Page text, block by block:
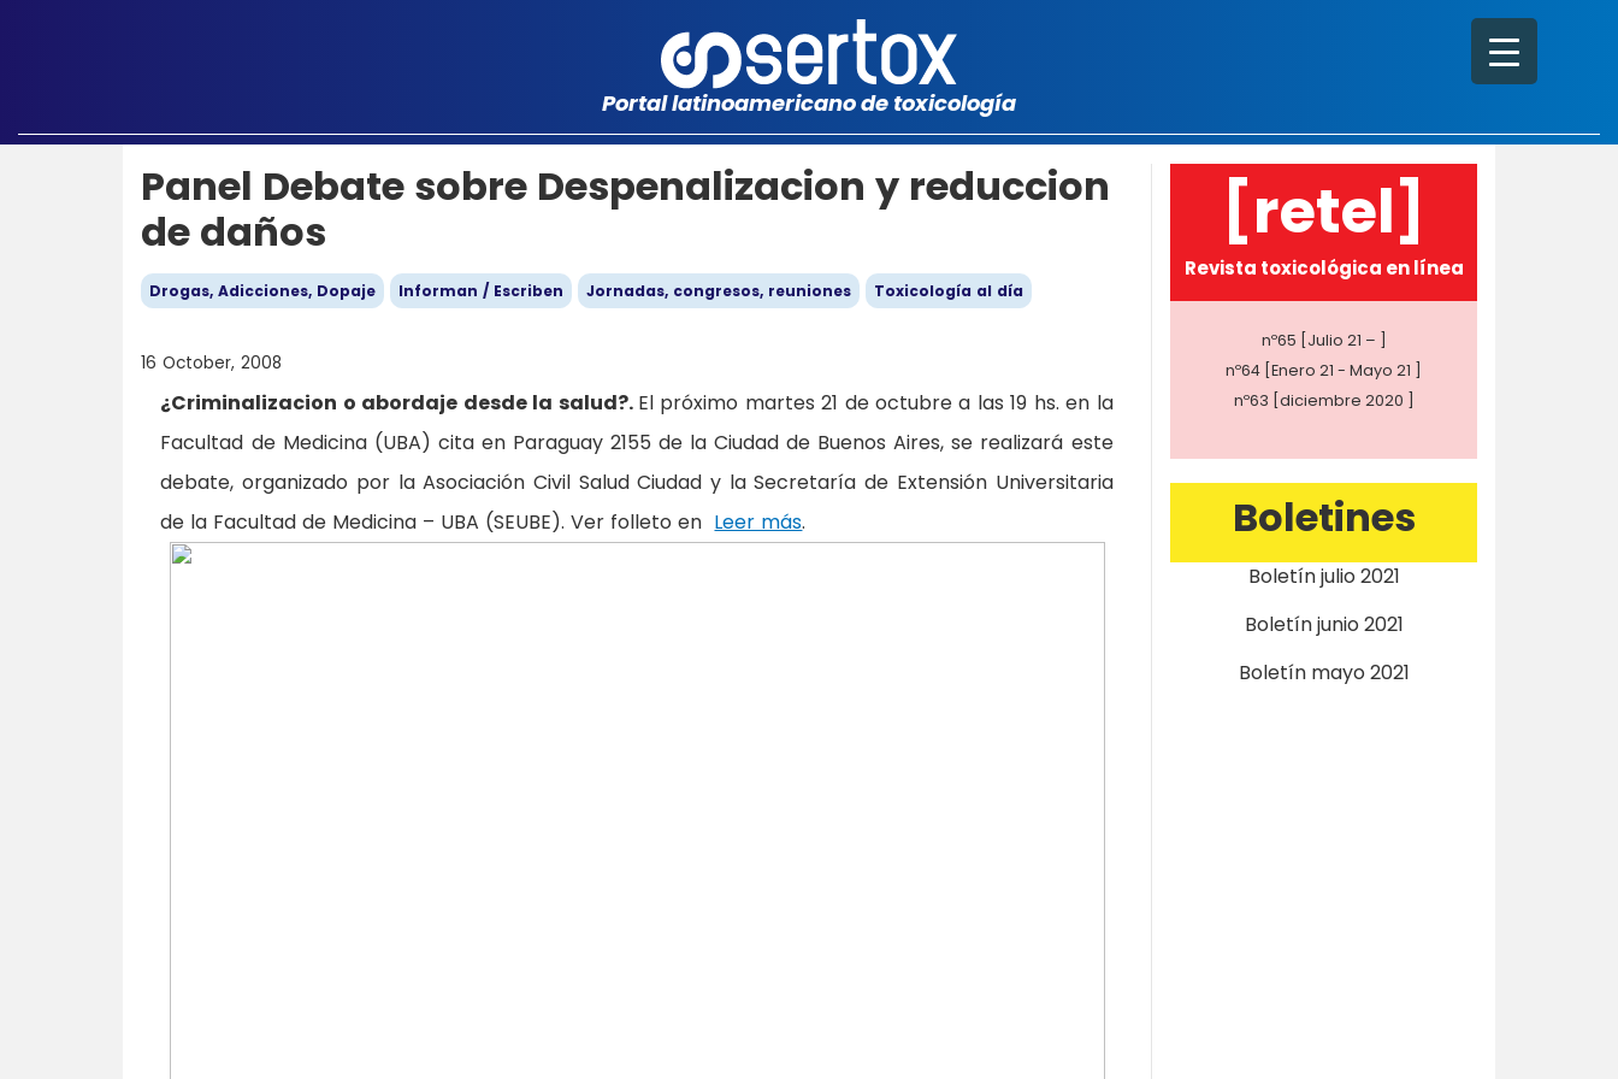
Portal latinoamericano de toxicología
Panel Debate sobre Despenalizacion y reduccion
de daños
Drogas, Adicciones, Dopaje Informan / Escriben Jornadas, congresos, reuniones Toxicología al día
16 October, 2008
¿Criminalizacion o abordaje desde la salud?. El próximo martes 21 de octubre a las 19 hs. en la
Facultad de Medicina (UBA) cita en Paraguay 2155 de la Ciudad de Buenos Aires, se realizará este
debate, organizado por la Asociación Civil Salud Ciudad y la Secretaría de Extensión Universitaria
de la Facultad de Medicina – UBA (SEUBE). Ver folleto en Leer más.
[retel]
Revista toxicológica en línea
nº65 [Julio 21 – ]
nº64 [Enero 21 - Mayo 21 ]
nº63 [diciembre 2020 ]
Boletines
Boletín julio 2021
Boletín junio 2021
Boletín mayo 2021